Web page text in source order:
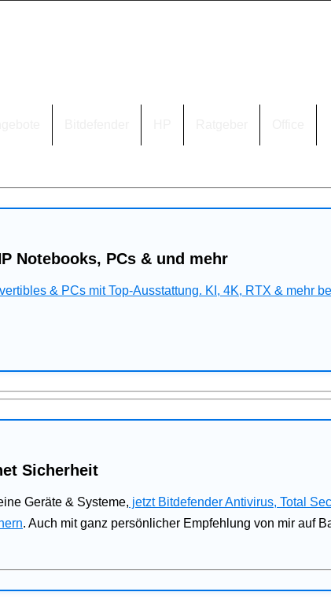
Notebooks, PCs & und mehr
& PCs mit Top-Ausstattung. KI, 4K, RTX & mehr
Sicherheit
Geräte & Systeme, jetzt Bitdefender Antivirus, Total
. Auch mit ganz persönlicher Empfehlung von mir auf